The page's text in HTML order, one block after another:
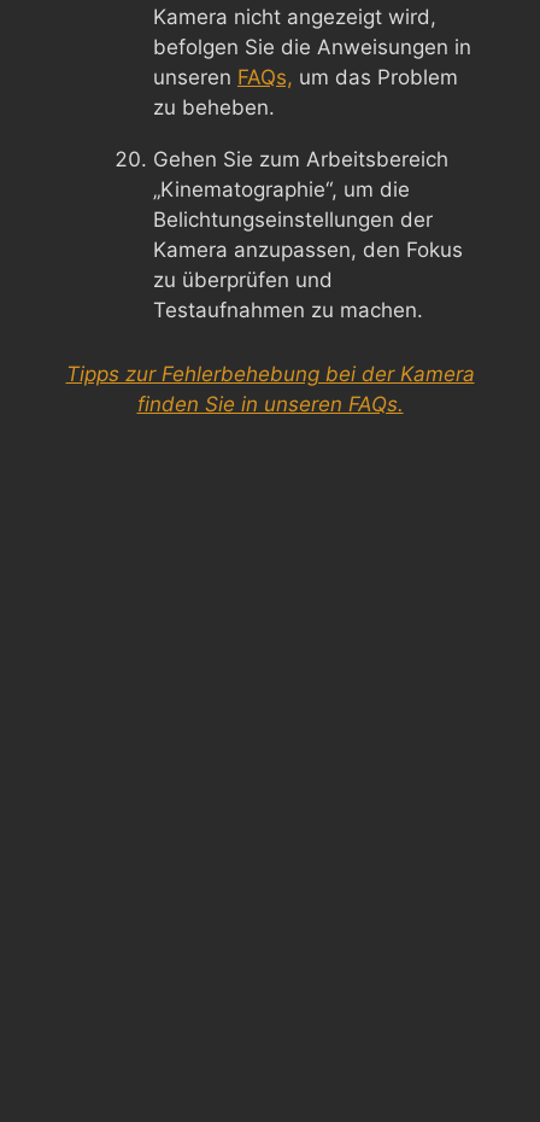
Kamera nicht angezeigt wird,
befolgen Sie die Anweisungen in
unseren FAQs, um das Problem
zu beheben.
Gehen Sie zum Arbeitsbereich
„Kinematographie“, um die
Belichtungseinstellungen der
Kamera anzupassen, den Fokus
zu überprüfen und
Testaufnahmen zu machen.
Tipps zur Fehlerbehebung bei der Kamera
finden Sie in unseren FAQs.